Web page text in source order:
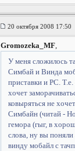
20 октября 2008 17:50
Gromozeka_MF,
У меня сложилось
Симбай и Винда
приставки и РС. Т.е.
хочет
ковыряться не
Симбайн (читай -
гемора (гыг, в
слова, ну вы
винду мобайл с